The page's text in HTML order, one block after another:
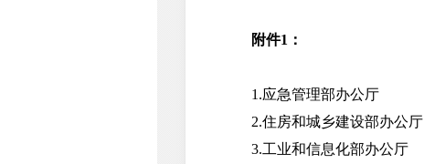
附件1：
1.应急管理部办公厅
2.住房和城乡建设部办公厅
3.工业和信息化部办公厅